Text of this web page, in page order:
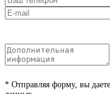
* Отправляя форму, вы